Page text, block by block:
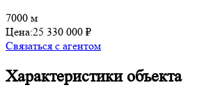
7000 м
Цена:25 330 000 ₽
Связаться с агентом
Характеристики объекта